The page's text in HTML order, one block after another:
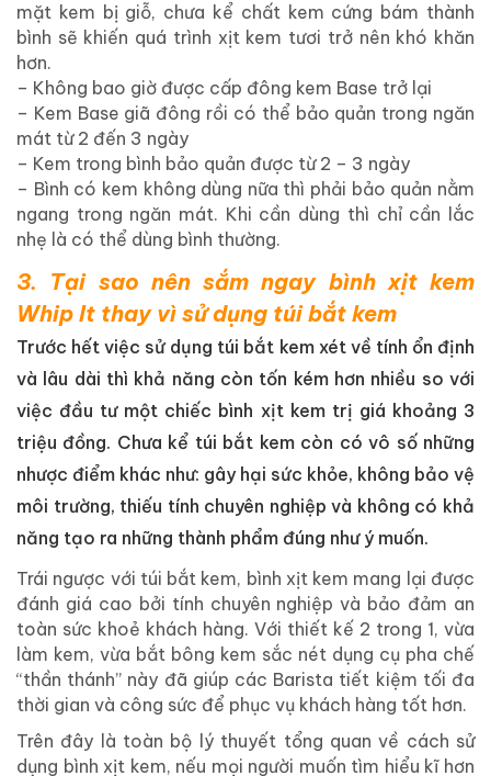
mặt kem bị giỗ, chưa kể chất kem cứng bám thành
bình sẽ khiến quá trình xịt kem tươi trở nên khó khăn
hơn.
– Không bao giờ được cấp đông kem Base trở lại
– Kem Base giã đông rồi có thể bảo quản trong ngăn
mát từ 2 đến 3 ngày
– Kem trong bình bảo quản được từ 2 – 3 ngày
– Bình có kem không dùng nữa thì phải bảo quản nằm
ngang trong ngăn mát. Khi cần dùng thì chỉ cần lắc
nhẹ là có thể dùng bình thường.
3. Tại sao nên sắm ngay bình xịt kem
Whip It thay vì sử dụng túi bắt kem
Trước hết việc sử dụng túi bắt kem xét về tính ổn định
và lâu dài thì khả năng còn tốn kém hơn nhiều so với
việc đầu tư một chiếc bình xịt kem trị giá khoảng 3
triệu đồng. Chưa kể túi bắt kem còn có vô số những
nhược điểm khác như: gây hại sức khỏe, không bảo vệ
môi trường, thiếu tính chuyên nghiệp và không có khả
năng tạo ra những thành phẩm đúng như ý muốn.
Trái ngược với túi bắt kem, bình xịt kem mang lại được
đánh giá cao bởi tính chuyên nghiệp và bảo đảm an
toàn sức khoẻ khách hàng. Với thiết kế 2 trong 1, vừa
làm kem, vừa bắt bông kem sắc nét dụng cụ pha chế
“thần thánh” này đã giúp các Barista tiết kiệm tối đa
thời gian và công sức để phục vụ khách hàng tốt hơn.
Trên đây là toàn bộ lý thuyết tổng quan về cách sử
dụng bình xịt kem, nếu mọi người muốn tìm hiểu kĩ hơn